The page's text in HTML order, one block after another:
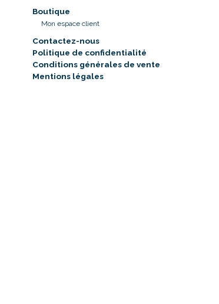
Boutique
Mon espace client
Contactez-nous
Politique de confidentialité
Conditions générales de vente
Mentions légales